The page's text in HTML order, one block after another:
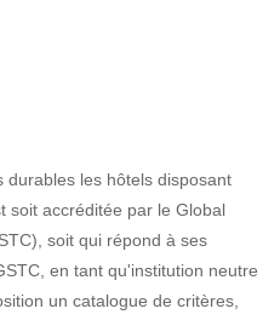
durables les hôtels disposant
soit accréditée par le Global
soit qui répond à ses
en tant qu'institution neutre
un catalogue de critères,